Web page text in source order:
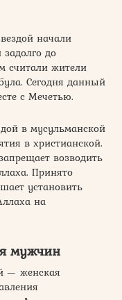
начали
до
считали жители
Сегодня данный
с Мечетью.
в мусульманской
в христианской.
возводить
Принято
установить
на
мужчин
— женская